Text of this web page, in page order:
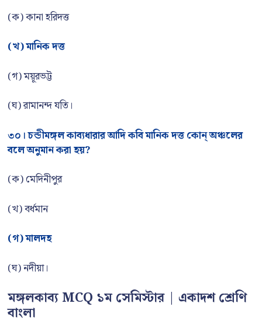
(ক) কানা হরিদত্ত
(খ) মানিক দত্ত
(গ) ময়ূরভট্ট
(ঘ) রামানন্দ যতি।
৩০। চন্ডীমঙ্গল কাব্যধারার আদি কবি মানিক দত্ত কোন্ অঞ্চলের
বলে অনুমান করা হয়?
(ক) মেদিনীপুর
(খ) বর্ধমান
(গ) মালদহ
(ঘ) নদীয়া।
মঙ্গলকাব্য MCQ ১ম সেমিস্টার | একাদশ শ্রেণি
বাংলা